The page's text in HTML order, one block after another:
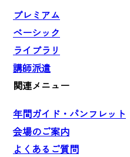
プレミアム
ベーシック
ライブラリ
講師派遣
関連メニュー
年間ガイド・パンフレット
会場のご案内
よくあるご質問